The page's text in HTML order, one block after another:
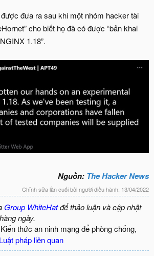
đưa ra sau khi một nhóm hacker tài
cho biết họ đã có được “bản khai
1.18”.
Nguồn: The Hacker News
Chỉnh sửa lần cuối bởi người điều hành: 13/04/2022
Group WhiteHatđể thảo luận và cập nhật
ngày.
Kiến thức an ninh mạng để phòng chống,
Luật pháp liên quan